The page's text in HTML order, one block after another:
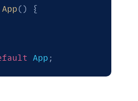
App( ) {
App ;